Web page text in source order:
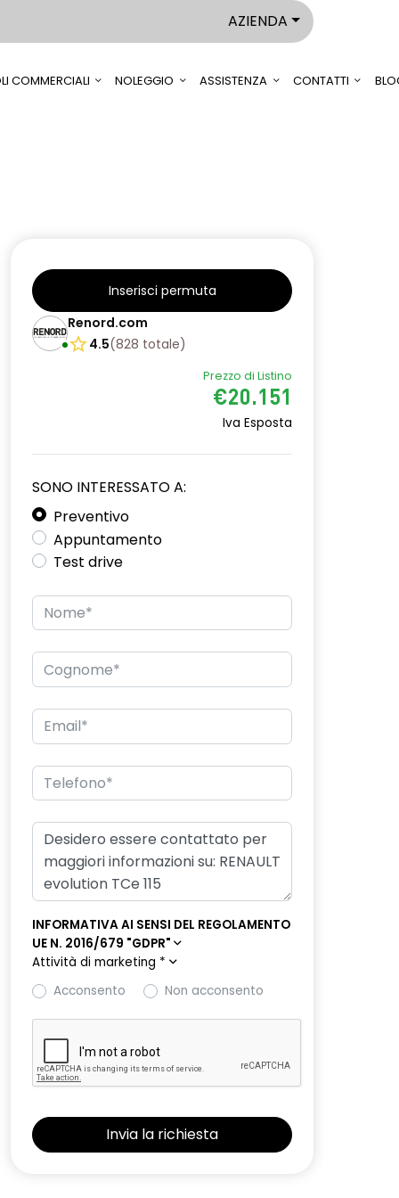
AZIENDA
COMMERCIALI NOLEGGIO ASSISTENZA CONTATTI
Inserisci permuta
Renord.com
4.5(828 totale)
Prezzo di Listino
€20.151
Iva Esposta
SONO INTERESSATO A:
Preventivo
Appuntamento
Test drive
INFORMATIVA AI SENSI DEL REGOLAMENTO
UE N. 2016/679 "GDPR"
Attività di marketing *
Acconsento
Non acconsento